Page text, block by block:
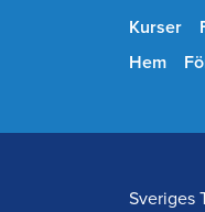
Kurser
Hem
Sveriges